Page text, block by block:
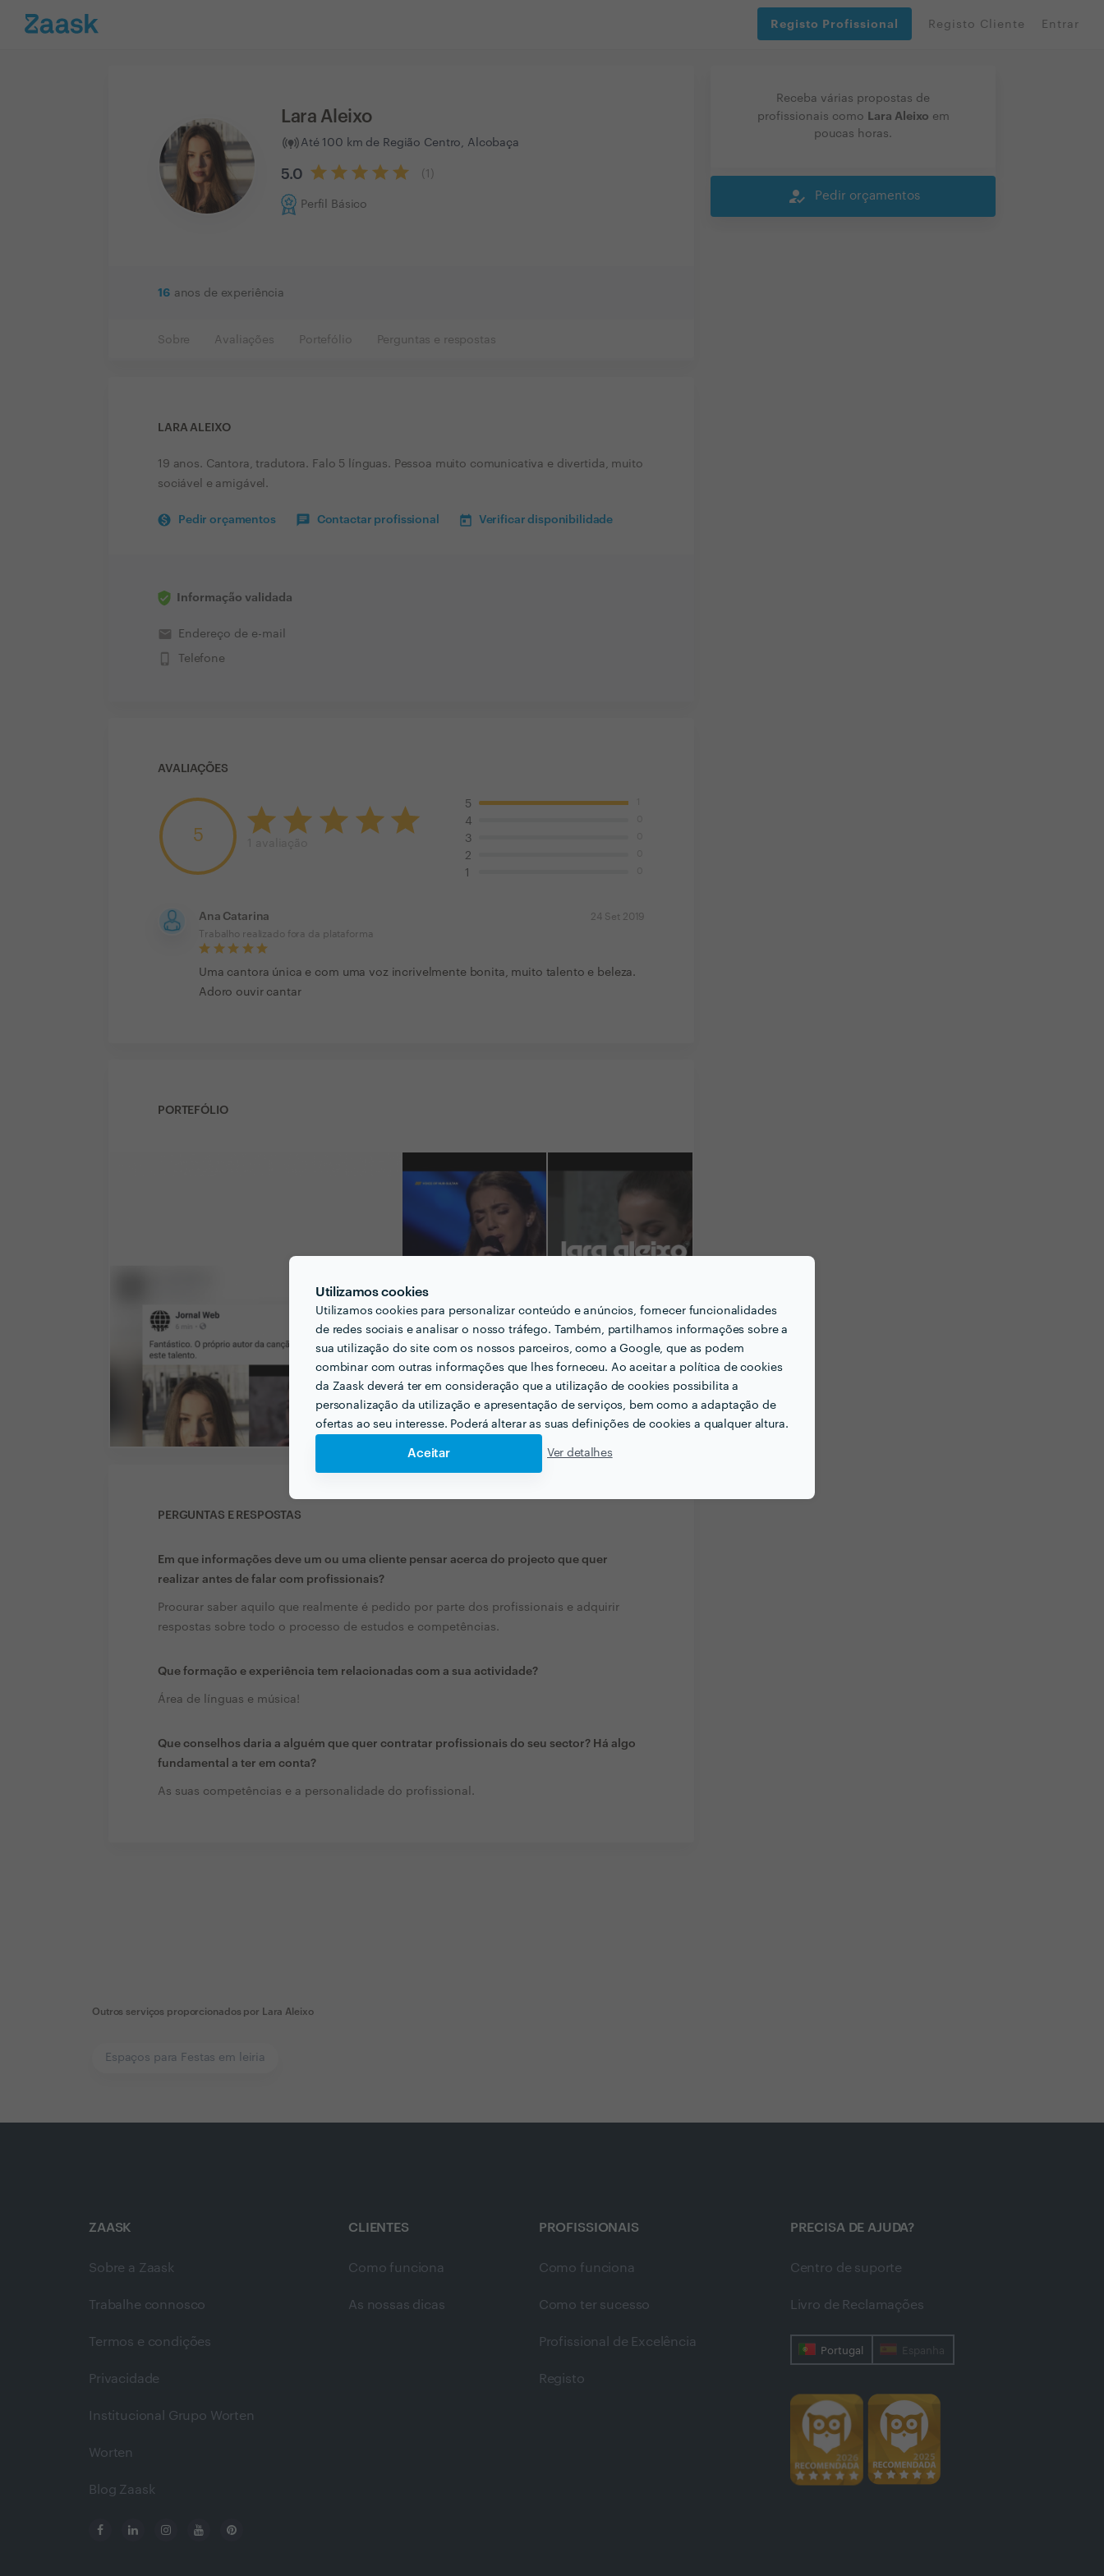
Utilizamos cookies
Utilizamos cookies para personalizar conteúdo e anúncios, fornecer funcionalidades
de redes sociais e analisar o nosso tráfego. Também, partilhamos informações sobre a
sua utilização do site com os nossos parceiros, como a Google, que as podem
combinar com outras informações que lhes forneceu. Ao aceitar a política de cookies
da Zaask deverá ter em consideração que a utilização de cookies possibilita a
personalização da utilização e apresentação de serviços, bem como a adaptação de
ofertas ao seu interesse. Poderá alterar as suas definições de cookies a qualquer altura.
Aceitar Ver detalhes
Registo Profissional Registo Cliente Entrar
Lara Aleixo
Até 100 km de Região Centro, Alcobaça
5.0 ( 1
Perfil Básico
16 anos de experiência
Sobre Avaliações Portefólio Perguntas e respostas
LARA ALEIXO
19 anos. Cantora, tradutora. Falo 5 línguas. Pessoa muito comunicativa e divertida, muito
sociável e amigável.
Pedir orçamentos Contactar profissional Verificar disponibilidade
Informação validada
email Endereço de e-mail
phone_iphone Telefone
AVALIAÇÕES
5
5
4
3
2
1
Ana Catarina
Trabalho realizado fora da plataforma
24 Set 2019
Uma cantora única e com uma voz incrivelmente bonita, muito talento e beleza.
Adoro ouvir cantar
PORTEFÓLIO
Ver todas as
fotografias e vídeos
PERGUNTAS E RESPOSTAS
Em que informações deve um ou uma cliente pensar acerca do projecto que quer
realizar antes de falar com profissionais?
Procurar saber aquilo que realmente é pedido por parte dos profissionais e adquirir
respostas sobre todo o processo de estudos e competências.
Que formação e experiência tem relacionadas com a sua actividade?
Área de línguas e música!
Que conselhos daria a alguém que quer contratar profissionais do seu sector? Há algo
fundamental a ter em conta?
As suas competências e a personalidade do profissional.
Receba várias propostas de
profissionais como
Lara Aleixo em
poucas horas.
how_to_reg Pedir orçamentos
Outros serviços proporcionados por Lara Aleixo
Espaços para Festas em leiria
ZAASK
Sobre a Zaask
Trabalhe connosco
Termos e condições
Privacidade
Institucional Grupo Worten
Worten
Blog Zaask
CLIENTES
Como funciona
As nossas dicas
PROFISSIONAIS
Como funciona
Como ter sucesso
Profissional de Excelência
Registo
PRECISA DE AJUDA?
Centro de suporte
Livro de Reclamações
Portugal Espanha